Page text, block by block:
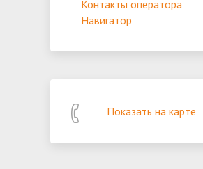
Контакты оператора
Навигатор
Показать на карте